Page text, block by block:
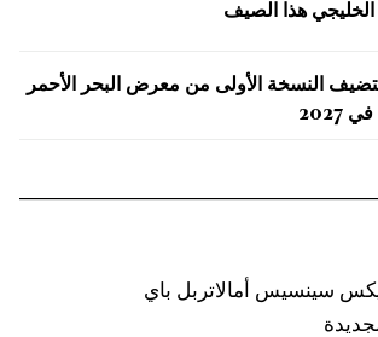
الخليجي هذا الصيف
النسخة الأولى من معرض البحر الأحمر
سينسيس أمالاتربل باي